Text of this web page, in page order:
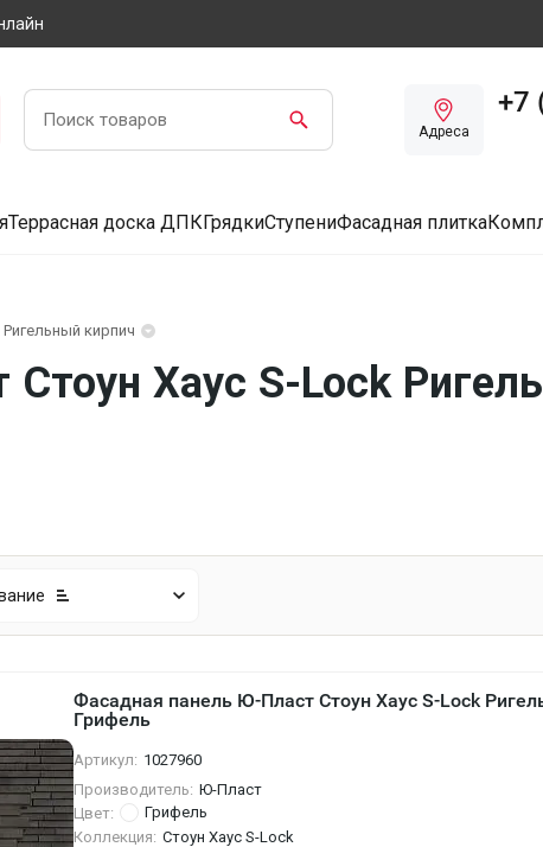
Адреса
+7
Террасная доска ДПКГрядкиСтупениФасадная плитка
кирпич
Хаус S-Lock
Фасадная панель Ю-Пласт Стоун Хаус S-Lock
Грифель
Артикул: 1027960
Производитель: Ю-Пласт
Цвет:
Грифель
Коллекция: Стоун Хаус S-Lock